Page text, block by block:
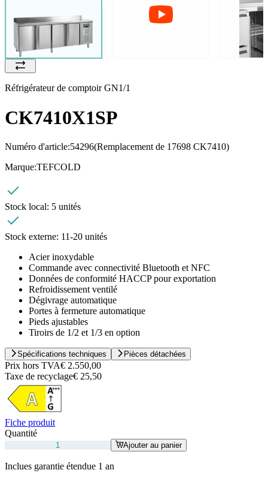
Réfrigérateur de comptoir GN1/1
CK7410X1SP
Numéro d'article:54296(Remplacement de 17698 CK7410)
Marque:TEFCOLD
Stock local: 5 unités
Stock externe: 11-20 unités
Acier inoxydable
Commande avec connectivité Bluetooth et NFC
Données de conformité HACCP pour exportation
Refroidissement ventilé
Dégivrage automatique
Portes à fermeture automatique
Pieds ajustables
Tiroirs de 1/2 et 1/3 en option
Spécifications techniques Pièces détachées
Prix hors TVA€ 2.550,00
Taxe de recyclage€ 25,50
Fiche produit
Quantité
Ajouter au panier
Inclues garantie étendue 1 an